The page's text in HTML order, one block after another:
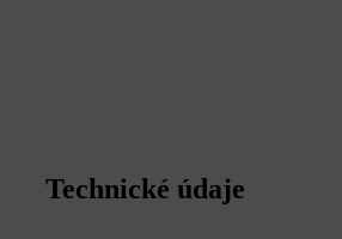
Technické údaje